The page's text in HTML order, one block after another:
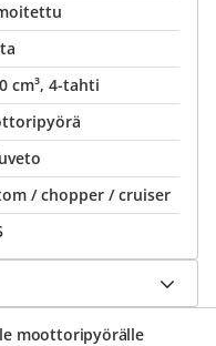
cm³, 4-tahti
/ chopper / cruiser
moottoripyörälle